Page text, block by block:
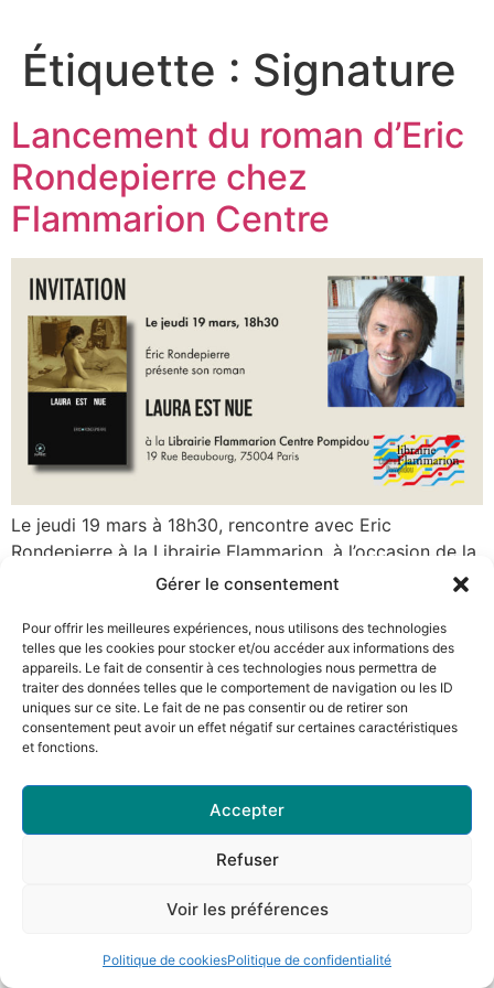
Gérer le consentement
Pour offrir les meilleures expériences, nous utilisons des technologies
telles que les cookies pour stocker et/ou accéder aux informations des
appareils. Le fait de consentir à ces technologies nous permettra de
traiter des données telles que le comportement de navigation ou les ID
uniques sur ce site. Le fait de ne pas consentir ou de retirer son
consentement peut avoir un effet négatif sur certaines caractéristiques
et fonctions.
Accepter
Refuser
Voir les préférences
Politique de cookiesPolitique de confidentialité
contenu
Étiquette : Signature
Lancement du roman d’Eric
Rondepierre chez
Flammarion Centre
Le jeudi 19 mars à 18h30, rencontre avec Eric
Rondepierre à la Librairie Flammarion, à l’occasion de la
parution de son nouveau roman, Laura est nue. Librairie
Paris Plan d’accès :